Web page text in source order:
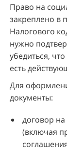
Право на
закреплено в
Налогового
нужно
убедиться,
есть
Для
документы:
договор на
(включая